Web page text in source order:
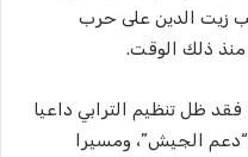
صب زيت الدين على حرب
منذ ذلك الوقت.
أما بعد سقوط مايو في أبريل ١٩٨٥، فقد ظل تنظيم الترابي داعيا
الجيش”، ومسيرا